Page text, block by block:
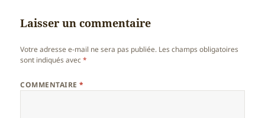
Laisser un commentaire
Votre adresse e-mail ne sera pas publiée. Les champs obligatoires
sont indiqués avec*
COMMENTAIRE*